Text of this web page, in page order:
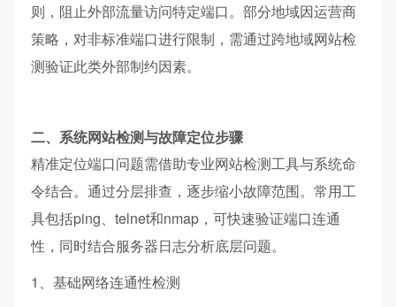
则，阻止外部流量访问特定端口。部分地域因运营商
策略，对非标准端口进行限制，需通过跨地域网站检
测验证此类外部制约因素。
二、系统网站检测与故障定位步骤
精准定位端口问题需借助专业网站检测工具与系统命
令结合。通过分层排查，逐步缩小故障范围。常用工
具包括ping、telnet和nmap，可快速验证端口连通
性，同时结合服务器日志分析底层问题。
1、基础网络连通性检测